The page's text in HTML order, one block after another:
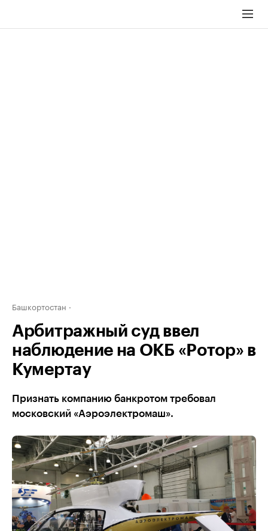
Башкортостан
Арбитражный суд ввел
наблюдение на ОКБ «Ротор» в
Кумертау
Признать компанию банкротом требовал
московский «Аэроэлектромаш».